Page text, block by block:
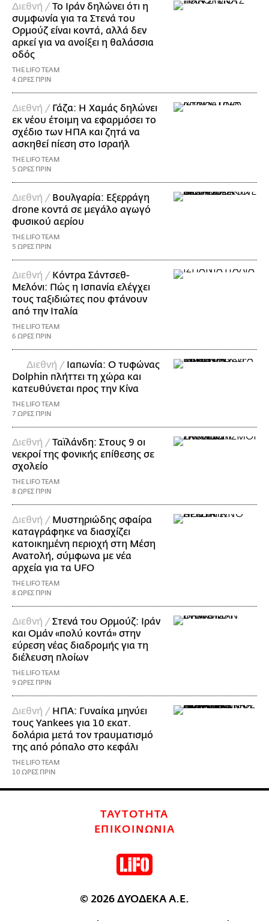
Διεθνή /Το Ιράν δηλώνει ότι η
συμφωνία για τα Στενά του
Ορμούζ είναι κοντά, αλλά δεν
αρκεί για να ανοίξει η θαλάσσια
οδός
THE LIFO TEAM
4 ΩΡΕΣ ΠΡΙΝ
Διεθνή / Γάζα: Η Χαμάς δηλώνει
εκ νέου έτοιμη να εφαρμόσει το
σχέδιο των ΗΠΑ και ζητά να
ασκηθεί πίεση στο Ισραήλ
THE LIFO TEAM
5 ΩΡΕΣ ΠΡΙΝ
Διεθνή / Βουλγαρία: Εξερράγη
drone κοντά σε μεγάλο αγωγό
φυσικού αερίου
THE LIFO TEAM
5 ΩΡΕΣ ΠΡΙΝ
Διεθνή / Κόντρα Σάντσεθ-
Μελόνι: Πώς η Ισπανία ελέγχει
τους ταξιδιώτες που φτάνουν
από την Ιταλία
THE LIFO TEAM
6 ΩΡΕΣ ΠΡΙΝ
Διεθνή / Ιαπωνία: Ο τυφώνας
Dolphin πλήττει τη χώρα και
κατευθύνεται προς την Κίνα
THE LIFO TEAM
7 ΩΡΕΣ ΠΡΙΝ
Διεθνή /Ταϊλάνδη: Στους 9 οι
νεκροί της φονικής επίθεσης σε
σχολείο
THE LIFO TEAM
8 ΩΡΕΣ ΠΡΙΝ
Διεθνή / Μυστηριώδης σφαίρα
καταγράφηκε να διασχίζει
κατοικημένη περιοχή στη Μέση
Ανατολή, σύμφωνα με νέα
αρχεία για τα UFO
THE LIFO TEAM
8 ΩΡΕΣ ΠΡΙΝ
Διεθνή /Στενά του Ορμούζ: Ιράν
και Ομάν «πολύ κοντά» στην
εύρεση νέας διαδρομής για τη
διέλευση πλοίων
THE LIFO TEAM
9 ΩΡΕΣ ΠΡΙΝ
Διεθνή / ΗΠΑ: Γυναίκα μηνύει
τους Yankees για 10 εκατ.
δολάρια μετά τον τραυματισμό
της από ρόπαλο στο κεφάλι
THE LIFO TEAM
10 ΩΡΕΣ ΠΡΙΝ
ΤΑΥΤΟΤΗΤΑ
ΕΠΙΚΟΙΝΩΝΙΑ
© 2026 ΔΥΟΔΕΚΑ Α.Ε.